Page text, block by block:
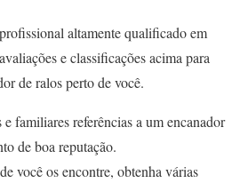
altamente qualificado em
e classificações acima para
de ralos perto de você.
familiares referências a um encanador
de boa reputação.
você os encontre, obtenha várias